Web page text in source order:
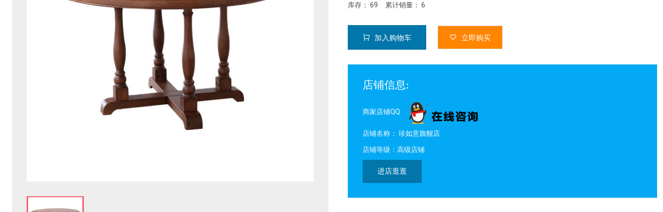
库存： 69 累计销量： 6
加入购物车 立即购买
店铺信息:
商家店铺QQ:
店铺名称： 珍如意旗舰店
店铺等级：高级店铺
进店逛逛